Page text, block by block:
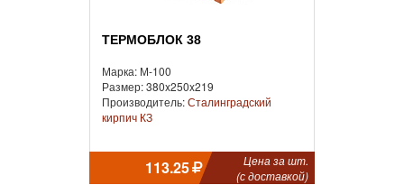
ТЕРМОБЛОК 38
Марка: М-100
Размер: 380x250x219
Производитель:Сталинградский
кирпич КЗ
113.25
Цена за шт.
(с доставкой)